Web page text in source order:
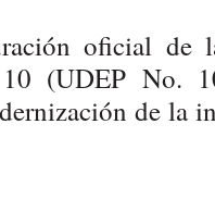
oficial de
(UDEP No.
de la